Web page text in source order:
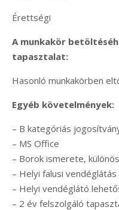
Érettségi
A munkakör
tapasztalat:
Hasonló munkakörben
Egyéb követelmények:
– B kategóriás
– MS Office
– Borok ismerete,
– Helyi falusi
– Helyi vendéglátó
– 2 év felszolgáló